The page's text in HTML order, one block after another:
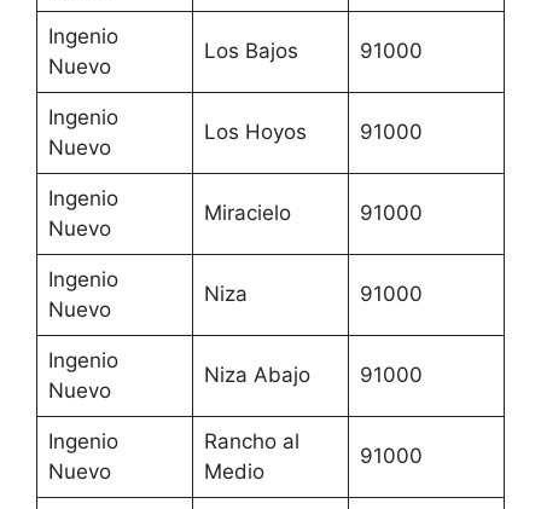
Ingenio
Nuevo
Los Bajos 91000
Ingenio
Nuevo
Los Hoyos 91000
Ingenio
Nuevo
Miracielo 91000
Ingenio
Nuevo
Niza 91000
Ingenio
Nuevo
Niza Abajo 91000
Ingenio
Nuevo
Rancho al
Medio
91000